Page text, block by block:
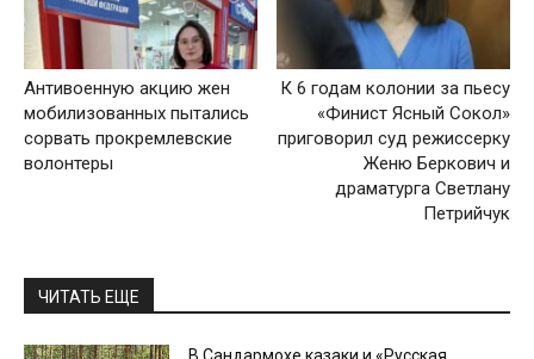
Антивоенную акцию жен
мобилизованных пытались
сорвать прокремлевские
волонтеры
К 6 годам колонии за пьесу
«Финист Ясный Сокол»
приговорил суд режиссерку
Женю Беркович и
драматурга Светлану
Петрийчук
ЧИТАТЬ ЕЩЕ